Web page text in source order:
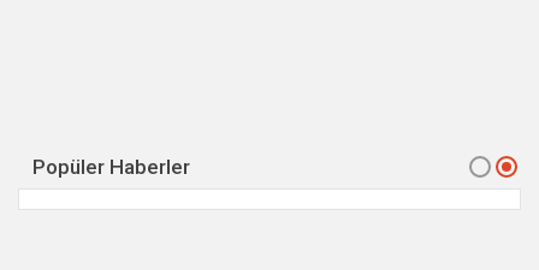
Popüler Haberler